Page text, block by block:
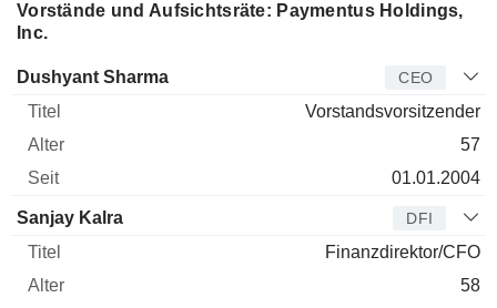
Vorstände und Aufsichtsräte: Paymentus Holdings,
Inc.
Manager Titel Alter
Dushyant Sharma CEO
Vorstandsvorsitzender
57
01.01.2004
Sanjay Kalra DFI
Finanzdirektor/CFO
58